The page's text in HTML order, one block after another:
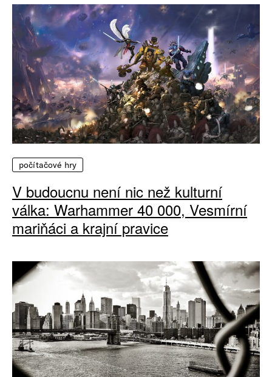
počítačové hry
V budoucnu není nic než kulturní
válka: Warhammer 40 000, Vesmírní
mariňáci a krajní pravice